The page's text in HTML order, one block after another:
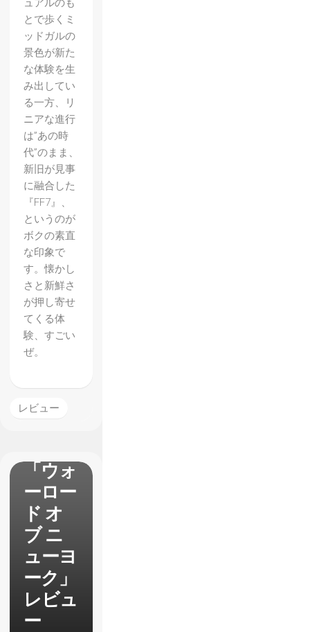
ュアルのも
とで歩くミ
ッドガルの
景色が新た
な体験を生
み出してい
る一方、リ
ニアな進行
は”あの時
代”のまま、
新旧が見事
に融合した
『FF7』、
というのが
ボクの素直
な印象で
す。懐かし
さと新鮮さ
が押し寄せ
てくる体
験、すごい
ぜ。
レビュー
【The
「ウォ
ーロー
ド オ
ブ ニ
ューヨ
ーク」
レビュ
ー